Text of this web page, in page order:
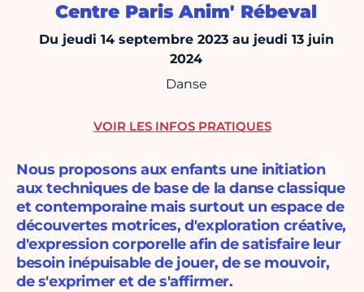
Centre Paris Anim' Rébeval
Du jeudi 14 septembre 2023 au jeudi 13 juin
2024
Danse
Nous proposons aux enfants une initiation
aux techniques de base de la danse classique
et contemporaine mais surtout un espace de
découvertes motrices, d'exploration créative,
d'expression corporelle afin de satisfaire leur
besoin inépuisable de jouer, de se mouvoir,
de s'exprimer et de s'affirmer.
VOIR LES INFOS PRATIQUES